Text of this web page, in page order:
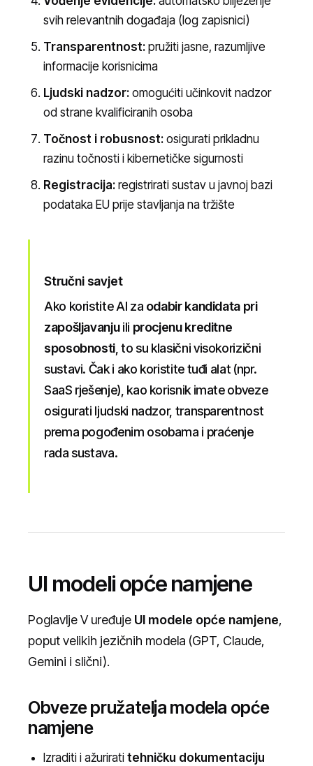
svih relevantnih događaja (log zapisnici)
Transparentnost: pružiti jasne, razumljive
informacije korisnicima
Ljudski nadzor: omogućiti učinkovit nadzor
od strane kvalificiranih osoba
Točnost i robusnost: osigurati prikladnu
razinu točnosti i kibernetičke sigurnosti
Registracija: registrirati sustav u javnoj bazi
podataka EU prije stavljanja na tržište
Stručni savjet
Ako koristite AI za odabir kandidata pri
zapošljavanjuili procjenu kreditne
sposobnosti, to su klasični visokorizični
sustavi. Čak i ako koristite tuđi alat (npr.
SaaS rješenje), kao korisnik imate obveze
osigurati ljudski nadzor, transparentnost
prema pogođenim osobama i praćenje
rada sustava.
UI modeli opće namjene
Poglavlje V uređuje UI modele opće namjene,
poput velikih jezičnih modela (GPT, Claude,
Gemini i slični).
Obveze pružatelja modela opće
namjene
Izraditi i ažuriratitehničku dokumentaciju